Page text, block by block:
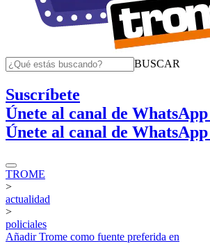
BUSCAR
Suscríbete
Únete al canal de
Únete al canal de
TROME
>
actualidad
>
policiales
AñadirTrome como fuente preferida en